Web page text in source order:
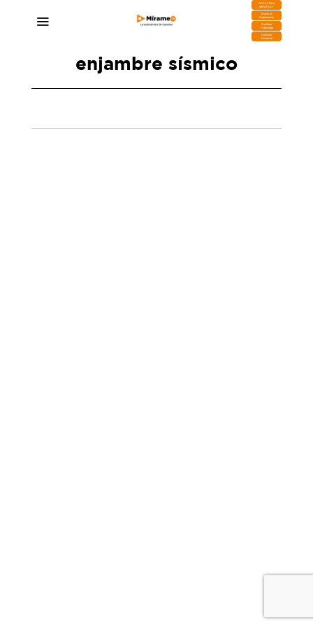
DESCARGA
MIRAPLAY
Buzón de
Sugerencias
Contratar
Publicidad
Contacto
Comercial
enjambre sísmico